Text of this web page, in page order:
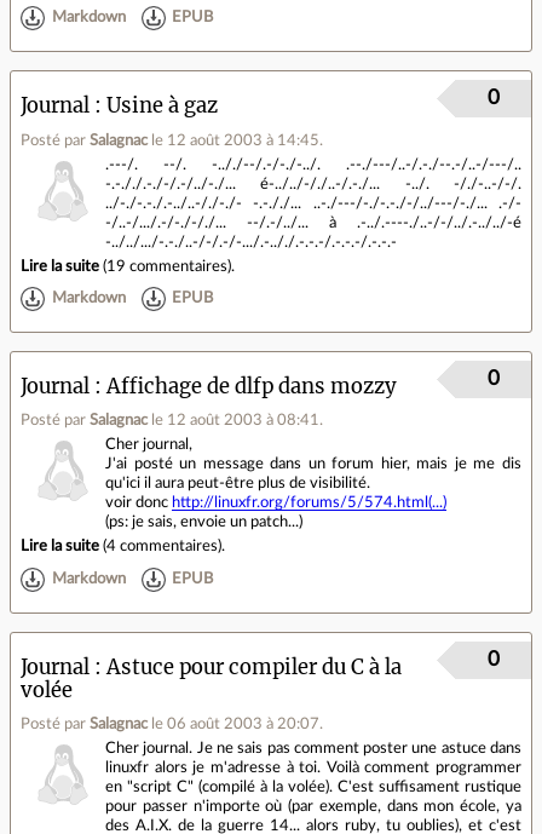
Markdown EPUB
Journal Usine à gaz
Posté par Salagnac le 12 août 2003 à 14:45.
0
.---/. --/. -.././--/.-/-./-../. .--./---/..-/.-./--.-/..-/---/..
-.-././.-./-/.-/../-./... é-../../-/./..-/.-./... -../. -/./-..-/-/.
../-./-.-./.-../..-/./-./- -.-././... ..-./---/-./-.-./-/../---/-./... .-/-
-/..-/.../.-/-./-/./... --/.-/../... à .-../.----./..-/-/../.-../../-é
-../../.../-.-./..-/-/.-/-.../.-.././.-.-.-/.-.-.-/.-.-.-
Lire la suite (19 commentaires).
Markdown EPUB
Journal Affichage de dlfp dans mozzy
Posté par Salagnac le 12 août 2003 à 08:41.
0
Cher journal,
J'ai posté un message dans un forum hier, mais je me dis
qu'ici il aura peut-être plus de visibilité.
voir donc http://linuxfr.org/forums/5/574.html(...)
(ps: je sais, envoie un patch...)
Lire la suite (4 commentaires).
Markdown EPUB
Journal
Astuce pour compiler du C à la
volée
Posté par Salagnac le 06 août 2003 à 20:07.
0
Cher journal. Je ne sais pas comment poster une astuce dans
linuxfr alors je m'adresse à toi. Voilà comment programmer
en "script C" (compilé à la volée). C'est suffisament rustique
pour passer n'importe où (par exemple, dans mon école, ya
des A.I.X. de la guerre 14... alors ruby, tu oublies), et c'est